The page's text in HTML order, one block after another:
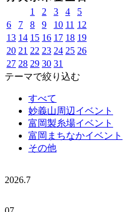
1
2 3 4
5
6
7 8 9 10 11 12
13 14 15 16 17 18 19
20 21 22 23 24 25 26
27 28 29 30 31
テーマで絞り込む
すべて
妙義山周辺イベント
富岡製糸場イベント
富岡まちなかイベント
その他
2026.7